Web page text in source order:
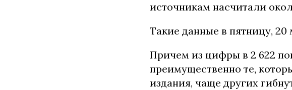
источникам насчитали
Такие данные в пятницу, 20
Причем из цифры в 2 622
преимущественно те,
издания, чаще других